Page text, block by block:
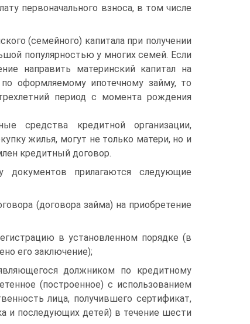
первоначального взноса, в том числе
(семейного) капитала при получении
популярностью у многих семей. Если
направить материнский капитал на
оформляемому ипотечному займу, то
период с момента рождения
средства кредитной организации,
жилья, могут не только матери, но и
кредитный договор.
документов прилагаются следующие
(договора займа) на приобретение
в установленном порядке (в
его заключение);
должником по кредитному
(построенное) с использованием
лица, получившего сертификат,
и последующих детей) в течение шести